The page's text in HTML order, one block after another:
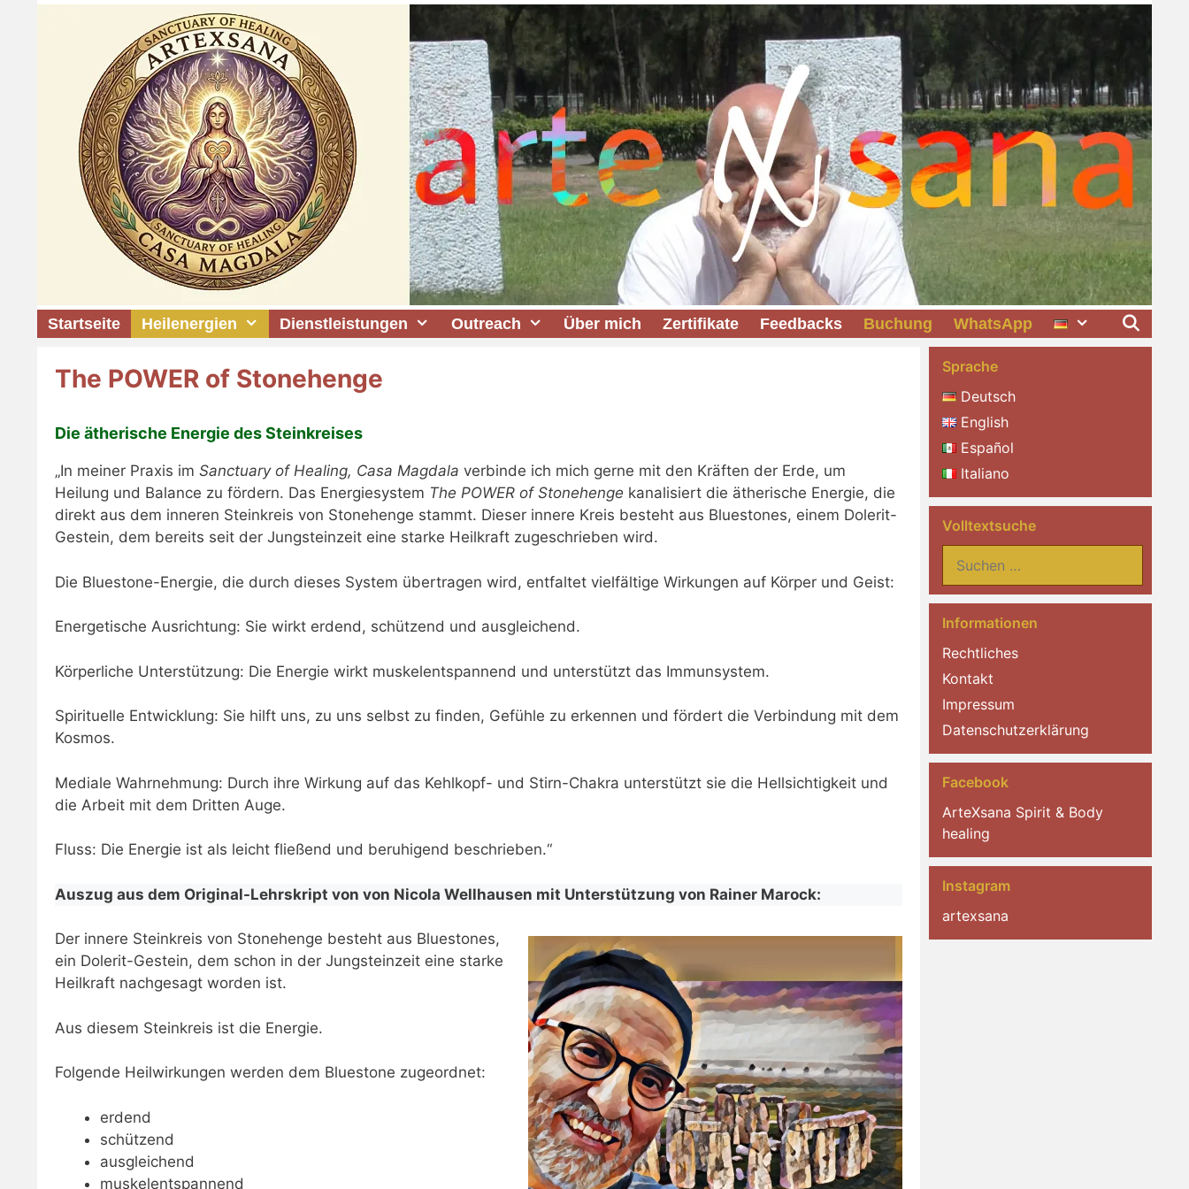
Startseite Heilenergien Dienstleistungen Outreach Über mich Zertifikate Feedbacks Buchung WhatsApp
The POWER of Stonehenge
Die ätherische Energie des Steinkreises
​„In meiner Praxis im Sanctuary of Healing, Casa Magdala verbinde ich mich gerne mit den Kräften der Erde, um
Heilung und Balance zu fördern. Das Energiesystem The POWER of Stonehenge kanalisiert die ätherische Energie, die
direkt aus dem inneren Steinkreis von Stonehenge stammt. Dieser innere Kreis besteht aus Bluestones, einem Dolerit-
Gestein, dem bereits seit der Jungsteinzeit eine starke Heilkraft zugeschrieben wird.
​Die Bluestone-Energie, die durch dieses System übertragen wird, entfaltet vielfältige Wirkungen auf Körper und Geist:
​Energetische Ausrichtung: Sie wirkt erdend, schützend und ausgleichend.
​Körperliche Unterstützung: Die Energie wirkt muskelentspannend und unterstützt das Immunsystem.
​Spirituelle Entwicklung: Sie hilft uns, zu uns selbst zu finden, Gefühle zu erkennen und fördert die Verbindung mit dem
Kosmos.
​Mediale Wahrnehmung: Durch ihre Wirkung auf das Kehlkopf- und Stirn-Chakra unterstützt sie die Hellsichtigkeit und
die Arbeit mit dem Dritten Auge.
​Fluss: Die Energie ist als leicht fließend und beruhigend beschrieben.“
​Auszug aus dem Original-Lehrskript von von Nicola Wellhausen mit Unterstützung von Rainer Marock:
Der innere Steinkreis von Stonehenge besteht aus Bluestones,
ein Dolerit-Gestein, dem schon in der Jungsteinzeit eine starke
Heilkraft nachgesagt worden ist.
Aus diesem Steinkreis ist die Energie.
Folgende Heilwirkungen werden dem Bluestone zugeordnet:
erdend
schützend
ausgleichend
muskelentspannend
Sprache
Deutsch
English
Español
Italiano
Volltextsuche
nach:
Informationen
Rechtliches
Kontakt
Impressum
Datenschutzerklärung
Facebook
ArteXsana Spirit & Body
healing
Instagram
artexsana